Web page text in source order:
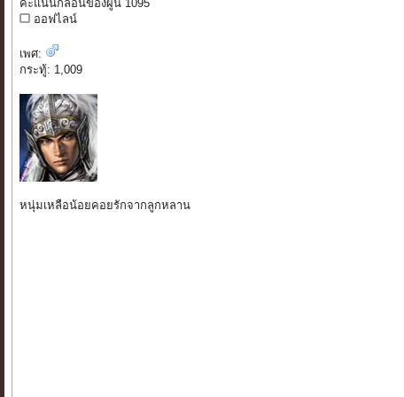
คะแนนกลอนของผู้นี้ 1095
ออฟไลน์
เพศ:
กระทู้: 1,009
หนุ่มเหลือน้อยคอยรักจากลูกหลาน